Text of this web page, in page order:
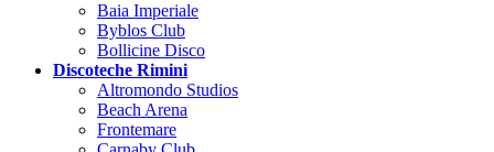
Baia Imperiale
Byblos Club
Bollicine Disco
Discoteche Rimini
Altromondo Studios
Beach Arena
Frontemare